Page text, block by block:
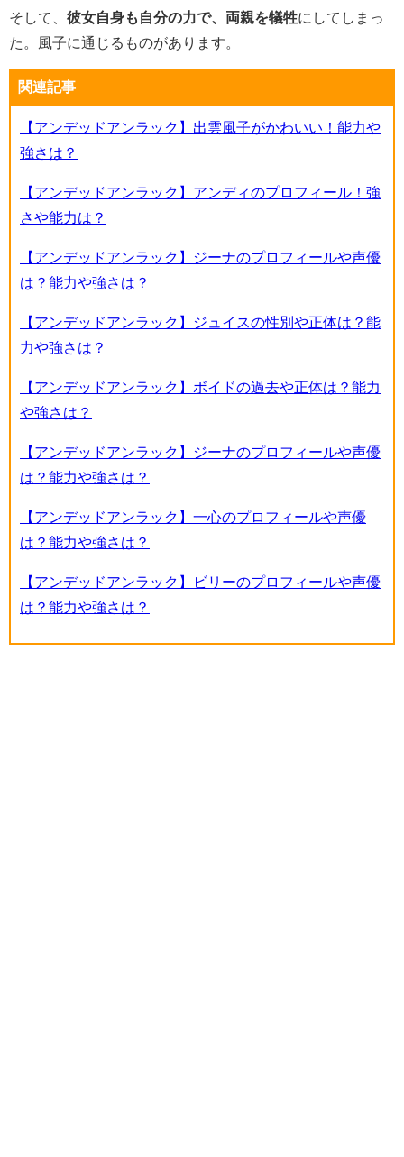
そして、 彼女自身も自分の力で、両親を犠牲にしてしまっ
た。風子に通じるものがあります。
関連記事
【アンデッドアンラック】出雲風子がかわいい！能力や
強さは？
【アンデッドアンラック】アンディのプロフィール！強
さや能力は？
【アンデッドアンラック】ジーナのプロフィールや声優
は？能力や強さは？
【アンデッドアンラック】ジュイスの性別や正体は？能
力や強さは？
【アンデッドアンラック】ボイドの過去や正体は？能力
や強さは？
【アンデッドアンラック】ジーナのプロフィールや声優
は？能力や強さは？
【アンデッドアンラック】一心のプロフィールや声優
は？能力や強さは？
【アンデッドアンラック】ビリーのプロフィールや声優
は？能力や強さは？